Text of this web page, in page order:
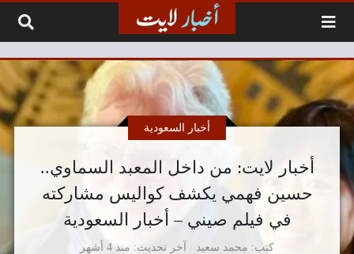
أخبار لايت: من داخل المعبد السماوي..
حسين فهمي يكشف كواليس مشاركته
في فيلم صيني – أخبار السعودية
كتب محمد سعيد
أخبار السعودية
آخر تحديث منذ 4 أشهر